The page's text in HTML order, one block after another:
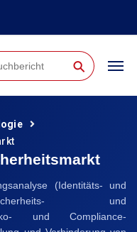
⚲
(Identitäts- und
und
und Compliance-